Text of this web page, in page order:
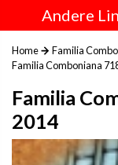
Andere
Home Familia
Familia Comboniana
Familia
2014